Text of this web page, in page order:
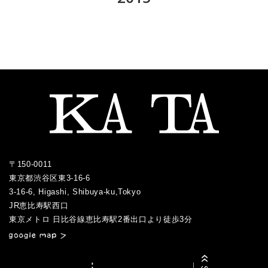
2018.09
2018.06
2018.04
2018.03
2017.07
2017.06
2017.05
2017.04
2017.01
2016.04
2016.03
2016.02
2015.08
2015.07
〒150-0011
東京都渋谷区東3-16-6
3-16-6, Higashi, Shibuya-ku,Tokyo
JR恵比寿駅西口
／
東京メトロ 日比谷線恵比寿駅2番出口より徒歩3分